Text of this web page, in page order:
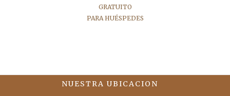
GRATUITO
PARA HUÉSPEDES
NUESTRA UBICACION